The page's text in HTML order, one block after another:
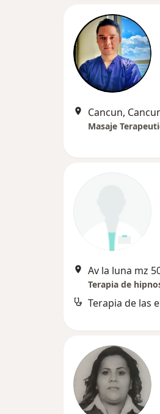
Cancun,
Masaje
Av la luna mz
Terapia de las